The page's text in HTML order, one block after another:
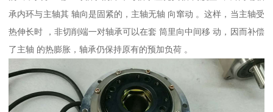
承内环与主轴其 轴向是固紧的，主轴无轴 向窜动 。这样，当主轴受
热伸长时 ，非切削端一对轴承可以在套 筒里向中间移 动，因而补偿
了主轴 的热膨胀，轴承仍保持原有的预加负荷 。